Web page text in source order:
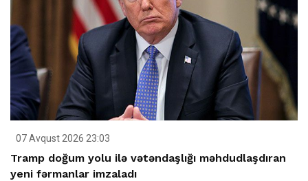
07 Avqust 2026 23:03
Tramp doğum yolu ilə vətəndaşlığı məhdudlaşdıran
yeni fərmanlar imzaladı